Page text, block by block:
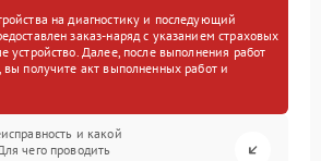
на диагностику и последующий
заказ-наряд с указанием страховых
устройство. Далее, после выполнения работ
вы получите акт выполненных работ и
и какой
чего проводить